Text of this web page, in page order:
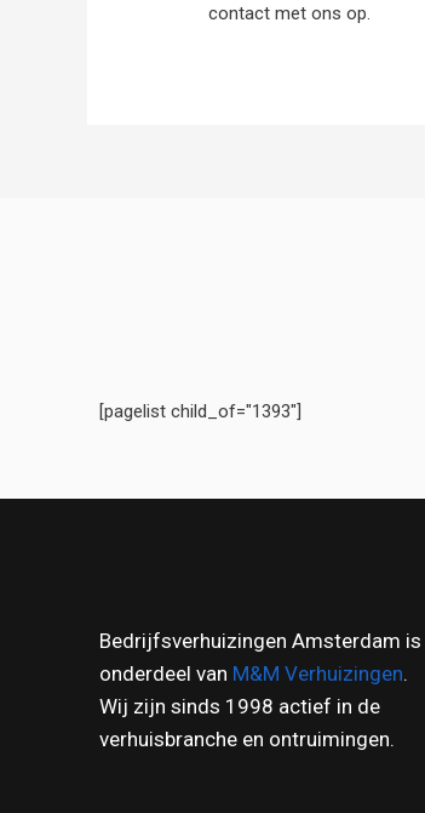
contact met ons op.
[pagelist child_of="1393"]
Bedrijfsverhuizingen Amsterdam is
onderdeel van M&M Verhuizingen.
Wij zijn sinds 1998 actief in de
verhuisbranche en ontruimingen.